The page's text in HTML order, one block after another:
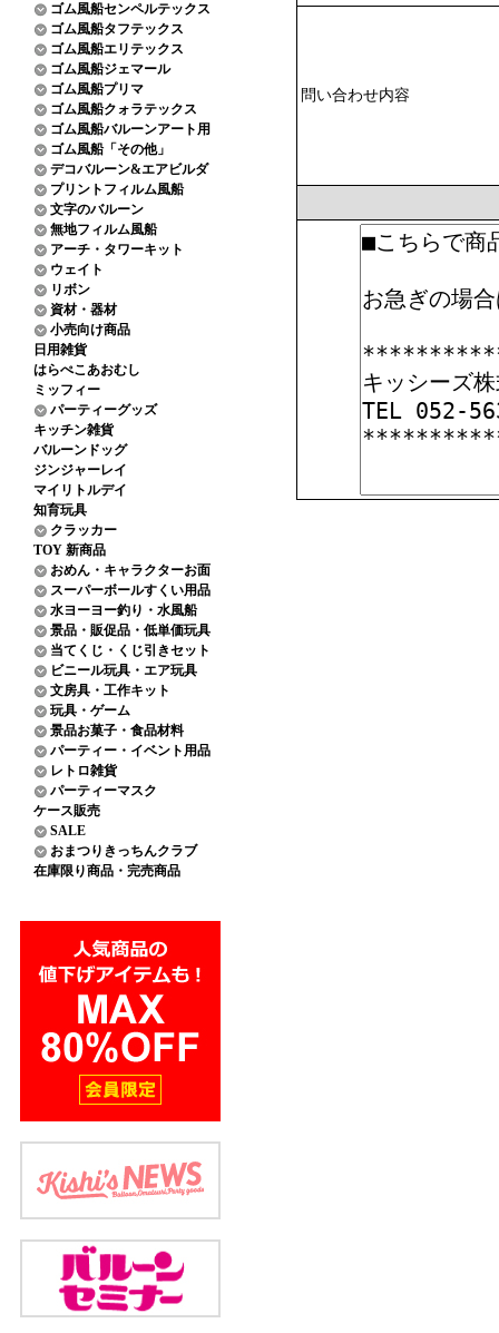
ゴム風船センペルテックス
ゴム風船タフテックス
ゴム風船エリテックス
ゴム風船ジェマール
ゴム風船プリマ
ゴム風船クォラテックス
ゴム風船バルーンアート用
ゴム風船「その他」
デコバルーン&エアビルダ
プリントフィルム風船
文字のバルーン
無地フィルム風船
アーチ・タワーキット
ウェイト
リボン
資材・器材
小売向け商品
日用雑貨
はらぺこあおむし
ミッフィー
パーティーグッズ
キッチン雑貨
バルーンドッグ
ジンジャーレイ
マイリトルデイ
知育玩具
クラッカー
TOY 新商品
おめん・キャラクターお面
スーパーボールすくい用品
水ヨーヨー釣り・水風船
景品・販促品・低単価玩具
当てくじ・くじ引きセット
ビニール玩具・エア玩具
文房具・工作キット
玩具・ゲーム
景品お菓子・食品材料
パーティー・イベント用品
レトロ雑貨
パーティーマスク
ケース販売
SALE
おまつりきっちんクラブ
在庫限り商品・完売商品
問い合わせ内容